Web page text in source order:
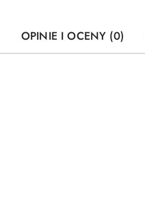
OPINIE I OCENY (0)